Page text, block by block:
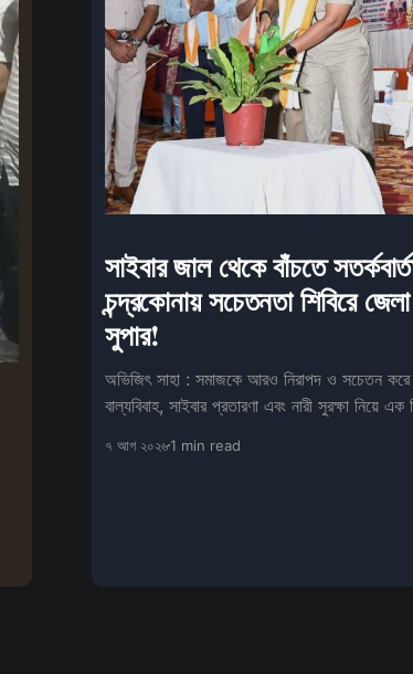
সাইবার জাল থেকে বাঁচতে
চন্দ্রকোনায় সচেতনতা শিবিরে
সুপার!
অভিজিৎ সাহা : সমাজকে আরও নিরাপদ ও সচেতন
বাল্যবিবাহ, সাইবার প্রতারণা এবং নারী সুরক্ষা নিয়ে এক
৭ আগ ২০২৬1 min read